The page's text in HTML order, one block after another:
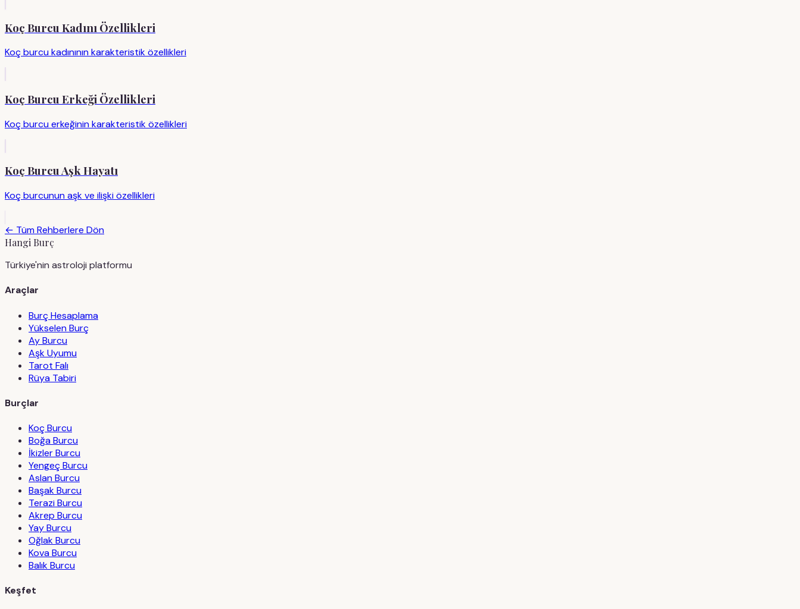
Koç Burcu Kadını Özellikleri
Koç burcu kadınının karakteristik özellikleri
Koç Burcu Erkeği Özellikleri
Koç burcu erkeğinin karakteristik özellikleri
Koç Burcu Aşk Hayatı
Koç burcunun aşk ve ilişki özellikleri
← Tüm Rehberlere Dön
Hangi Burç
Türkiye'nin astroloji platformu
Araçlar
Burç Hesaplama
Yükselen Burç
Ay Burcu
Aşk Uyumu
Tarot Falı
Rüya Tabiri
Burçlar
Koç Burcu
Boğa Burcu
İkizler Burcu
Yengeç Burcu
Aslan Burcu
Başak Burcu
Terazi Burcu
Akrep Burcu
Yay Burcu
Oğlak Burcu
Kova Burcu
Balık Burcu
Keşfet